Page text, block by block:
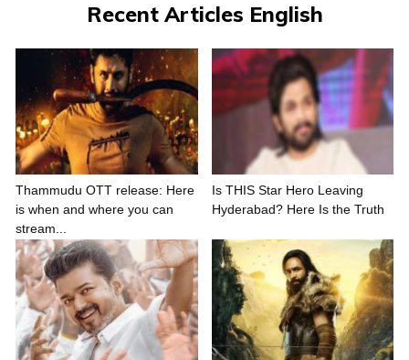
Recent Articles English
Thammudu OTT release: Here
is when and where you can
stream...
Is THIS Star Hero Leaving
Hyderabad? Here Is the Truth